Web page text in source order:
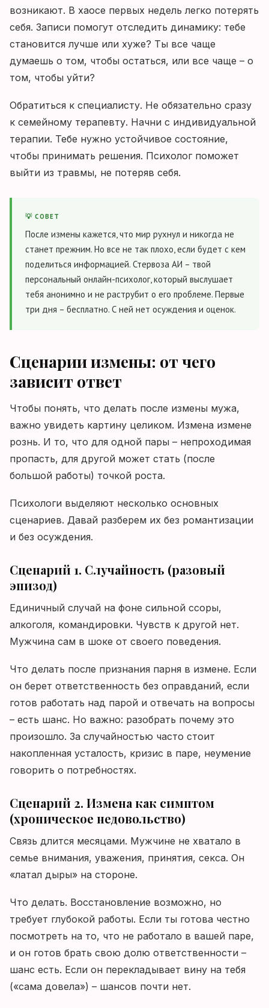
возникают. В хаосе первых недель легко потерять
себя. Записи помогут отследить динамику: тебе
становится лучше или хуже? Ты все чаще
думаешь о том, чтобы остаться, или все чаще – о
том, чтобы уйти?
Обратиться к специалисту. Не обязательно сразу
к семейному терапевту. Начни с индивидуальной
терапии. Тебе нужно устойчивое состояние,
чтобы принимать решения. Психолог поможет
выйти из травмы, не потеряв себя.
💡 СОВЕТ
После измены кажется, что мир рухнул и никогда не
станет прежним. Но все не так плохо, если будет с кем
поделиться информацией. Стервоза АИ – твой
персональный онлайн-психолог, который выслушает
тебя анонимно и не раструбит о его проблеме. Первые
три дня – бесплатно. С ней нет осуждения и оценок.
Сценарии измены: от чего
зависит ответ
Чтобы понять, что делать после измены мужа,
важно увидеть картину целиком. Измена измене
рознь. И то, что для одной пары – непроходимая
пропасть, для другой может стать (после
большой работы) точкой роста.
Психологи выделяют несколько основных
сценариев. Давай разберем их без романтизации
и без осуждения.
Сценарий 1. Случайность (разовый
эпизод)
Единичный случай на фоне сильной ссоры,
алкоголя, командировки. Чувств к другой нет.
Мужчина сам в шоке от своего поведения.
Что делать после признания парня в измене. Если
он берет ответственность без оправданий, если
готов работать над парой и отвечать на вопросы
– есть шанс. Но важно: разобрать почему это
произошло. За случайностью часто стоит
накопленная усталость, кризис в паре, неумение
говорить о потребностях.
Сценарий 2. Измена как симптом
(хроническое недовольство)
Связь длится месяцами. Мужчине не хватало в
семье внимания, уважения, принятия, секса. Он
«латал дыры» на стороне.
Что делать. Восстановление возможно, но
требует глубокой работы. Если ты готова честно
посмотреть на то, что не работало в вашей паре,
и он готов брать свою долю ответственности –
шанс есть. Если он перекладывает вину на тебя
(«сама довела») – шансов почти нет.